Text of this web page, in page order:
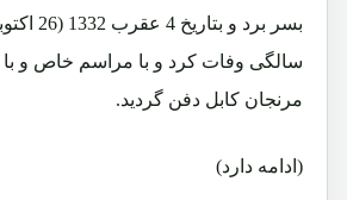
سالگی وفات کرد و با مراسم خاص و با
مرنجان کابل دفن گردید.
(ادامه دارد)